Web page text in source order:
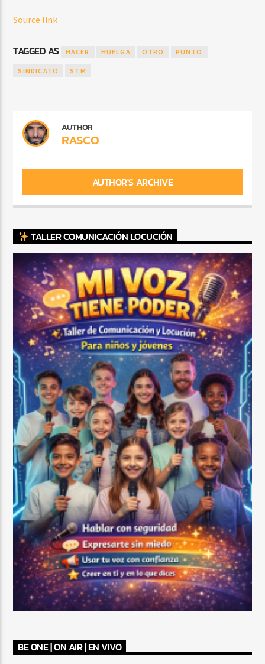
Source link
TAGGED AS HACER HUELGA OTRO PUNTO
SINDICATO STM
AUTHOR
RASCO
AUTHOR'S ARCHIVE
TALLER COMUNICACIÓN LOCUCIÓN
BE ONE | ON AIR | EN VIVO